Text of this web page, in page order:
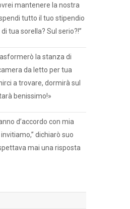
mantenere la nostra
tutto il tuo stipendio
tua sorella? Sul serio?!”
la stanza di
da letto per tua
a trovare, dormirà sul
benissimo!»
d’accordo con mia
dichiarò suo
mai una risposta